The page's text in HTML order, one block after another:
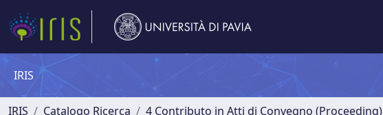
IRIS
IRIS Catalogo Ricerca 4 Contributo in Atti di Convegno (Proceeding)